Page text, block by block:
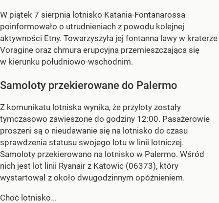
W piątek 7 sierpnia lotnisko Katania-Fontanarossa
poinformowało o utrudnieniach z powodu kolejnej
aktywności Etny. Towarzyszyła jej fontanna lawy w kraterze
Voragine oraz chmura erupcyjna przemieszczająca się
w kierunku południowo-wschodnim.
Samoloty przekierowane do Palermo
Z komunikatu lotniska wynika, że przyloty zostały
tymczasowo zawieszone do godziny 12:00. Pasażerowie
proszeni są o nieudawanie się na lotnisko do czasu
sprawdzenia statusu swojego lotu w linii lotniczej.
Samoloty przekierowano na lotnisko w Palermo. Wśród
nich jest lot linii Ryanair z Katowic (06373), który
wystartował z około dwugodzinnym opóźnieniem.
Choć lotnisko...